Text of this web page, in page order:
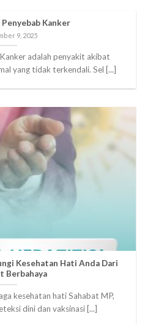
Kanker
9, 2025
adalah penyakit akibat
yang tidak terkendali. Sel [...]
Kesehatan Hati Anda Dari
Berbahaya
kesehatan hati Sahabat MP,
dini dan vaksinasi [...]